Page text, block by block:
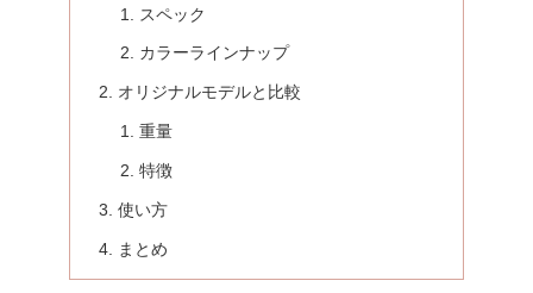
スペック
カラーラインナップ
オリジナルモデルと比較
重量
特徴
使い方
まとめ